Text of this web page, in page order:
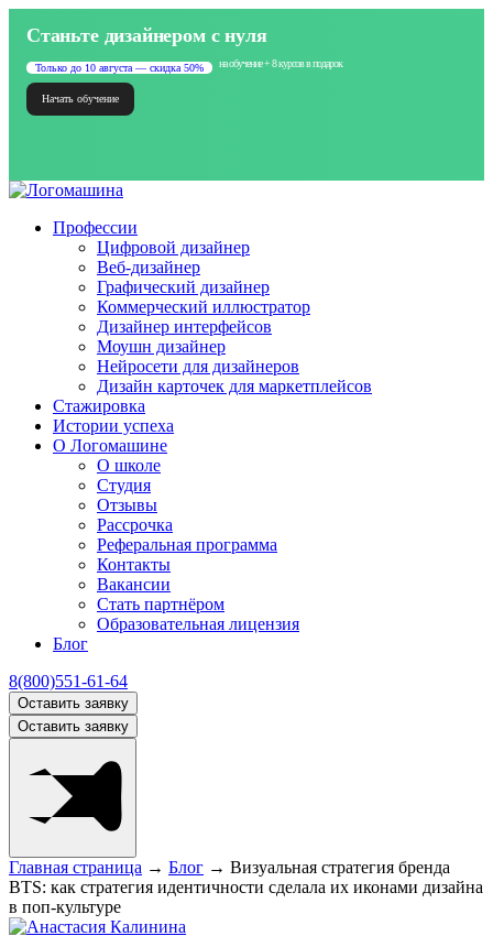
Станьте дизайнером с нуля
Только до 10 августа — скидка 50% на обучение + 8 курсов в подарок
Начать обучение
Профессии
Цифровой дизайнер
Веб-дизайнер
Графический дизайнер
Коммерческий иллюстратор
Дизайнер интерфейсов
Моушн дизайнер
Нейросети для дизайнеров
Дизайн карточек для маркетплейсов
Стажировка
Истории успеха
О Логомашине
О школе
Студия
Отзывы
Рассрочка
Реферальная программа
Контакты
Вакансии
Стать партнёром
Образовательная лицензия
Блог
8(800)551-61-64
Оставить заявку
Оставить заявку
Главная страница → Блог → Визуальная стратегия бренда
BTS: как стратегия идентичности сделала их иконами дизайна
в поп-культуре